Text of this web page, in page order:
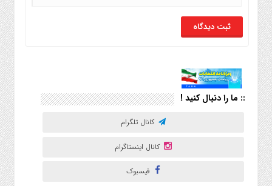
:: ما را دنبال کنید !
کانال تلگرام
کانال اینستاگرام
فیسبوک